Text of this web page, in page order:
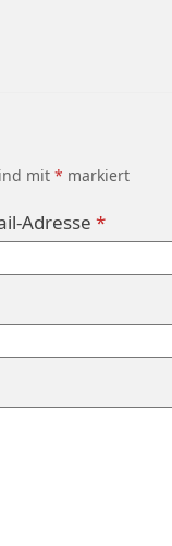
mit* markiert
Adresse*